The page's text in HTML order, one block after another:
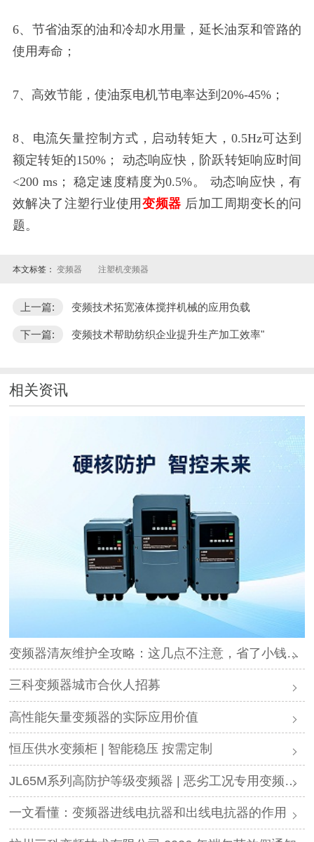
6、节省油泵的油和冷却水用量，延长油泵和管路的
使用寿命；
7、高效节能，使油泵电机节电率达到20%-45%；
8、电流矢量控制方式，启动转矩大，0.5Hz可达到
额定转矩的150%； 动态响应快，阶跃转矩响应时间
<200 ms； 稳定速度精度为0.5%。 动态响应快，有
效解决了注塑行业使用 变频器 后加工周期变长的问
题。
本文标签： 变频器 注塑机变频器
上一篇: 变频技术拓宽液体搅拌机械的应用负载
下一篇: 变频技术帮助纺织企业提升生产加工效率"
相关资讯
变频器清灰维护全攻略：这几点不注意，省了小钱却可能毁了设备
三科变频器城市合伙人招募
高性能矢量变频器的实际应用价值
恒压供水变频柜 | 智能稳压 按需定制
JL65M系列高防护等级变频器 | 恶劣工况专用变频解决方案
一文看懂：变频器进线电抗器和出线电抗器的作用